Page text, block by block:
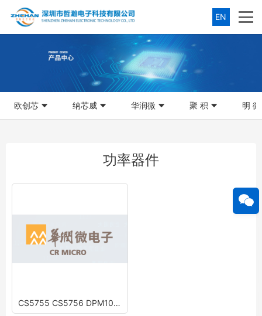
EN
欧创芯 纳芯威 华润微 聚 积 明 微
功率器件
CS5755 CS5756 DPM10T60CG2 DPM15C60DG CS5765 DPM20C60